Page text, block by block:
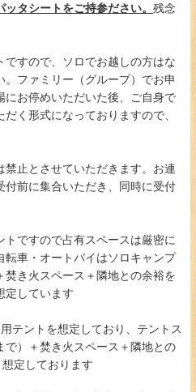
タシートをご持参ださい。 残念
すので、ソロでお越しの方はな
ファミリー（グループ）でお申
にお停めいただいた後、ご自身で
く形式になっておりますので、
止とさせていただきます。お連
前に集合いただき、同時に受付
ですので占有スペースは厳密に
転車・オートバイはソロキャンプ
き火スペース＋隣地との余裕を
定しています
テントを想定しており、テントス
）＋焚き火スペース＋隣地との
定しております